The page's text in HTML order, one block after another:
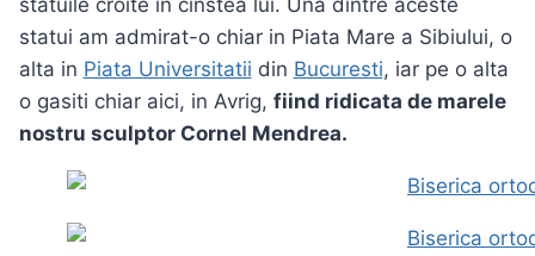
statuile croite in cinstea lui. Una dintre aceste
statui am admirat-o chiar in Piata Mare a Sibiului, o
alta in Piata Universitatii din Bucuresti, iar pe o alta
o gasiti chiar aici, in Avrig, fiind ridicata de marele
nostru sculptor Cornel Mendrea.